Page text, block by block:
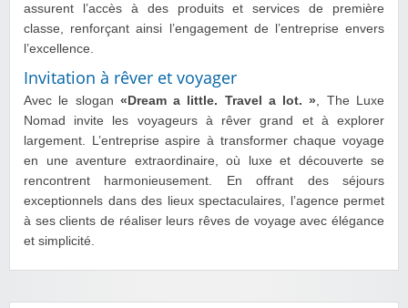
assurent l’accès à des produits et services de première
classe, renforçant ainsi l’engagement de l’entreprise envers
l’excellence.
Invitation à rêver et voyager
Avec le slogan «Dream a little. Travel a lot. » , The Luxe
Nomad invite les voyageurs à rêver grand et à explorer
largement. L’entreprise aspire à transformer chaque voyage
en une aventure extraordinaire, où luxe et découverte se
rencontrent harmonieusement. En offrant des séjours
exceptionnels dans des lieux spectaculaires, l’agence permet
à ses clients de réaliser leurs rêves de voyage avec élégance
et simplicité.